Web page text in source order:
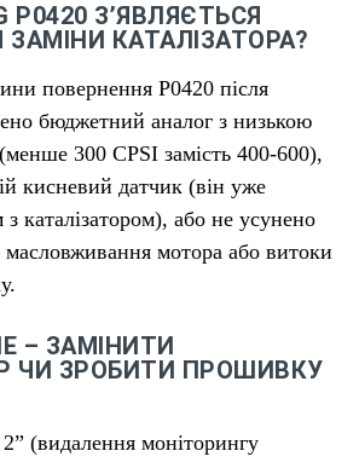
P0420 З’ЯВЛЯЄТЬСЯ
ЗАМІНИ КАТАЛІЗАТОРА?
повернення P0420 після
бюджетний аналог з низькою
300 CPSI замість 400-600),
кисневий датчик (він уже
з каталізатором), або не усунено
мотора або витоки
– ЗАМІНИТИ
ЧИ ЗРОБИТИ ПРОШИВКУ
(видалення моніторингу